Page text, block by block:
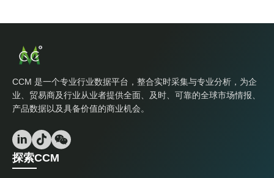
CCM 是一个专业行业数据平台，整合实时采集与专业分析，为企
业、贸易商及行业从业者提供全面、及时、可靠的全球市场情报、
产品数据以及具备价值的商业机会。
探索CCM